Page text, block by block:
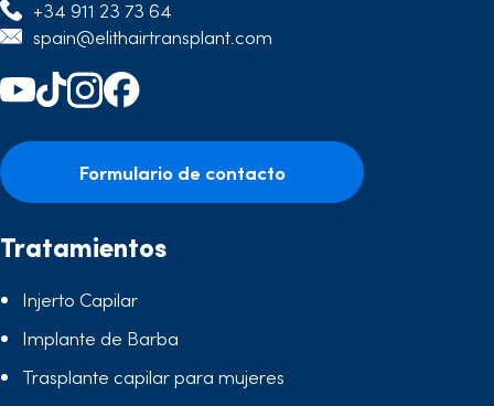
+34 911 23 73 64
spain@elithairtransplant.com
Formulario de contacto
Tratamientos
Injerto Capilar
Implante de Barba
Trasplante capilar para mujeres